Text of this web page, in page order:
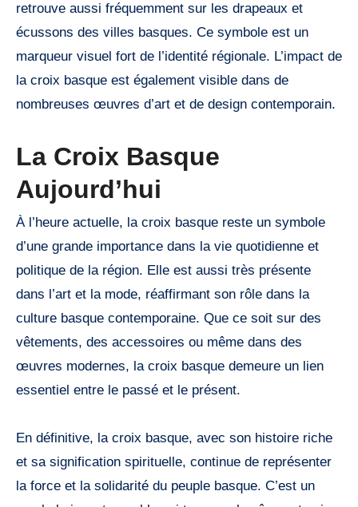
retrouve aussi fréquemment sur les drapeaux et
écussons des villes basques. Ce symbole est un
marqueur visuel fort de l’identité régionale. L’impact de
la croix basque est également visible dans de
nombreuses œuvres d’art et de design contemporain.
La Croix Basque
Aujourd’hui
À l’heure actuelle, la croix basque reste un symbole
d’une grande importance dans la vie quotidienne et
politique de la région. Elle est aussi très présente
dans l’art et la mode, réaffirmant son rôle dans la
culture basque contemporaine. Que ce soit sur des
vêtements, des accessoires ou même dans des
œuvres modernes, la croix basque demeure un lien
essentiel entre le passé et le présent.
En définitive, la croix basque, avec son histoire riche
et sa signification spirituelle, continue de représenter
la force et la solidarité du peuple basque. C’est un